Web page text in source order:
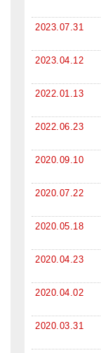
2023.07.31
2023.04.12
2022.01.13
2022.06.23
2020.09.10
2020.07.22
2020.05.18
2020.04.23
2020.04.02
2020.03.31